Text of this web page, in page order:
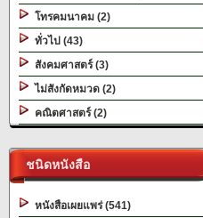
โทรคมนาคม (2)
ทั่วไป (43)
สังคมศาสตร์ (3)
ไม่สังกัดหมวด (2)
คณิตศาสตร์ (2)
ชนิดหนังสือ
หนังสือเผยแพร่ (541)